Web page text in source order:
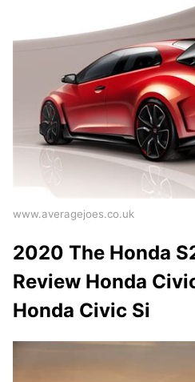
www.averagejoes.co.uk
2020 The Honda
Review Honda
Honda Civic Si